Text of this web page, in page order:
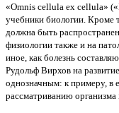
«Omnis cellula ех cellula»
учебники биологии. Кроме
должна быть
физиологии также и на
иное, как болезнь
Рудольф Вирхов на
однозначным: к примеру, в
рассматриванию организма